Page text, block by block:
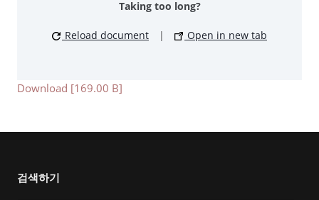
Taking too long?
Reload document | Open in new tab
Download [169.00 B]
검색하기